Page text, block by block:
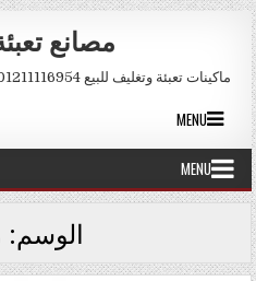
Skip to content
مصانع
ماكينات تعبئة وتغليف للبيع 01211116954 – 01211116956 – 01211116958
MENU
MENU
الوسم: